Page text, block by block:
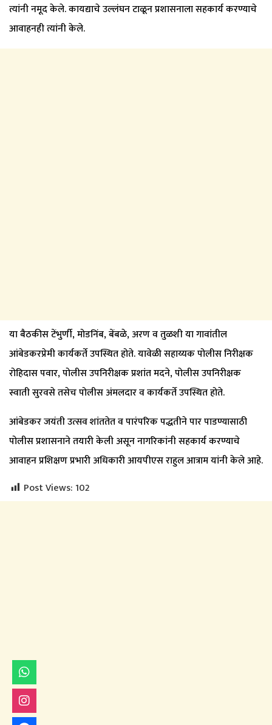
त्यांनी नमूद केले. कायद्याचे उल्लंघन टाळून प्रशासनाला सहकार्य करण्याचे
आवाहनही त्यांनी केले.
या बैठकीस टेंभुर्णी, मोडनिंब, बेंबळे, अरण व तुळशी या गावांतील
आंबेडकरप्रेमी कार्यकर्ते उपस्थित होते. यावेळी सहाय्यक पोलीस निरीक्षक
रोहिदास पवार, पोलीस उपनिरीक्षक प्रशांत मदने, पोलीस उपनिरीक्षक
स्वाती सुरवसे तसेच पोलीस अंमलदार व कार्यकर्ते उपस्थित होते.
आंबेडकर जयंती उत्सव शांततेत व पारंपरिक पद्धतीने पार पाडण्यासाठी
पोलीस प्रशासनाने तयारी केली असून नागरिकांनी सहकार्य करण्याचे
आवाहन प्रशिक्षण प्रभारी अधिकारी आयपीएस राहुल आत्राम यांनी केले आहे.
Post Views: 102